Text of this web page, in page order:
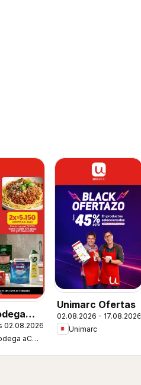
Ofertas
02.08.2026
Super Bodega aCuenta
Unimarc Ofertas
02.08.2026 - 17.08.2026
Unimarc